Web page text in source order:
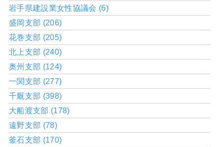
岩手県建設業女性協議会 (6)
盛岡支部 (206)
花巻支部 (205)
北上支部 (240)
奥州支部 (124)
一関支部 (277)
千厩支部 (398)
大船渡支部 (178)
遠野支部 (78)
釜石支部 (170)